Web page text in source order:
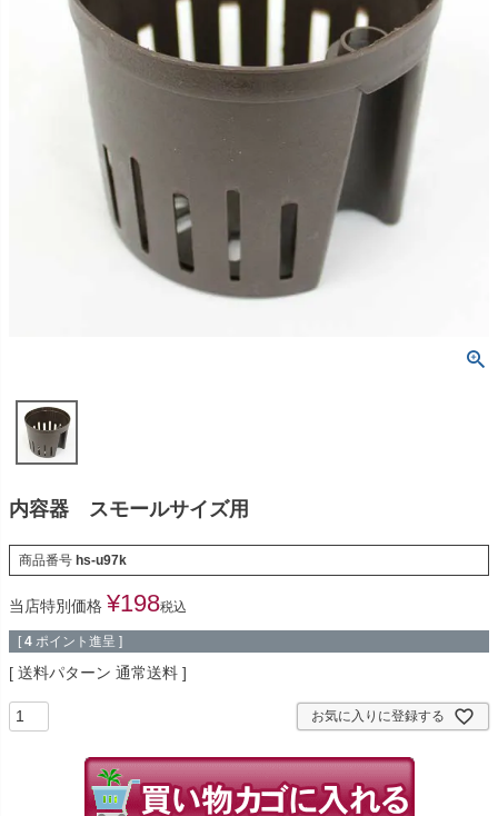
内容器 スモールサイズ用
商品番号 hs-u97k
当店特別価格 ¥198税込
[ 4 ポイント進呈 ]
送料パターン 通常送料
お気に入りに登録する